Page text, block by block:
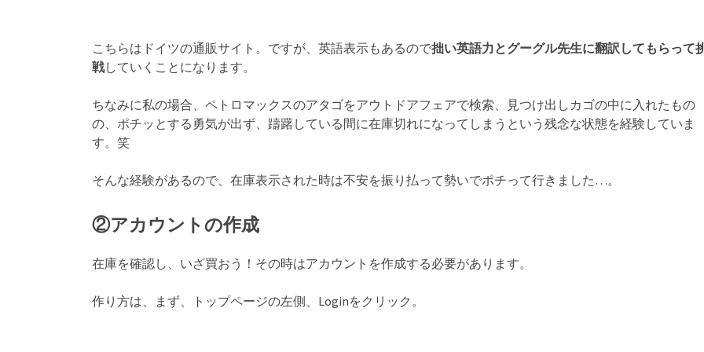
こちらはドイツの通販サイト。ですが、英語表示もあるので拙い英語力とグーグル先生に翻訳してもらって
戦していくことになります。
ちなみに私の場合、ペトロマックスのアタゴをアウトドアフェアで検索、見つけ出しカゴの中に入れたもの
の、ポチッとする勇気が出ず、躊躇している間に在庫切れになってしまうという残念な状態を経験していま
す。笑
そんな経験があるので、在庫表示された時は不安を振り払って勢いでポチって行きました…。
②アカウントの作成
在庫を確認し、いざ買おう！その時はアカウントを作成する必要があります。
作り方は、まず、トップページの左側、Loginをクリック。